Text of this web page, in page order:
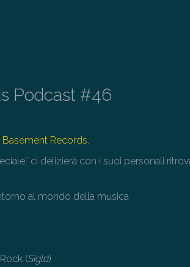
Podcast #46
Basement Records.
ci delizierà con i suoi personali
al mondo della musica
(Sigla)